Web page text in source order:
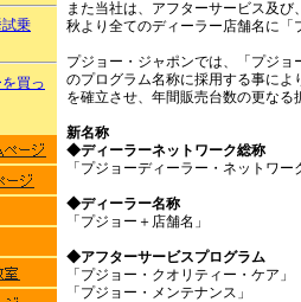
乗
買っ
また当社は、アフターサービス及
秋より全てのディーラー店舗名に「
プジョー・ジャポンでは、「プジ
のプログラム名称に採用する事に
を確立させ、年間販売台数の更なる
新名称
◆ディーラーネットワーク総称
「プジョーディーラー・ネットワー
◆ディーラー名称
「プジョー＋店舗名」
◆アフターサービスプログラム
「プジョー・クオリティー・ケア」
「プジョー・メンテナンス」